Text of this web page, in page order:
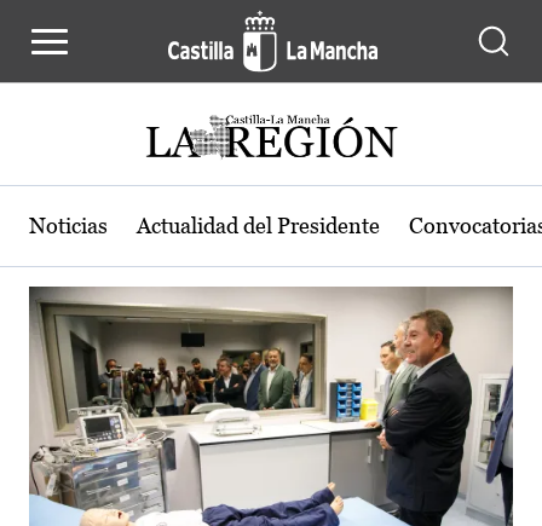
Actualidad de la región de Castilla-
Noticias Actualidad del Presidente